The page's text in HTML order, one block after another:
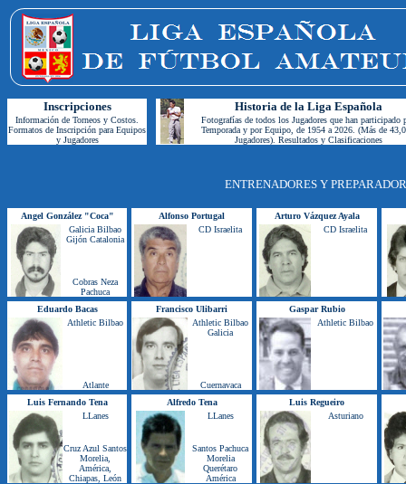
Inscripciones Historia de la Liga Española
Información de Torneos y Costos.
Formatos de Inscripción para Equipos
y Jugadores
Fotografías de todos los Jugadores que han participado
Temporada y por Equipo, de 1954 a 2026. (Más de
Jugadores). Resultados y Clasificaciones
ENTRENADORES Y
Angel González "Coca" Alfonso Portugal
Arturo Vázquez Ayala
Galicia Bilbao
Gijón Catalonia
CD Israelita CD Israelita
Cobras Neza
Pachuca
Eduardo Bacas
Francisco Ulibarri
Gaspar Rubio
Athletic Bilbao
Athletic Bilbao
Galicia
Athletic Bilbao
Atlante
Cuernavaca
Luis Fernando Tena Alfredo Tena
Luis Regueiro
LLanes
LLanes Asturiano
Cruz Azul Santos
Morelia,
América,
Chiapas, León
Santos Pachuca
Morelia
Querétaro
América